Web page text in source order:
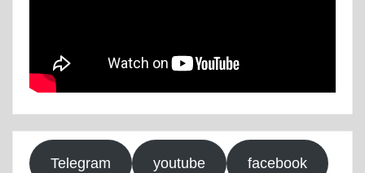
Telegram youtube facebook